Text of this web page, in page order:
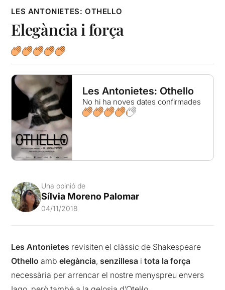
LES ANTONIETES: OTHELLO
Elegància i força
Les Antonietes: Othello
No hi ha noves dates confirmades
Una opinió de
Sílvia Moreno Palomar
04/11/2018
Les Antonietes revisiten el clàssic de Shakespeare
Othelloambelegància, senzillesa itota la força
necessària per arrencar el nostre menyspreu envers